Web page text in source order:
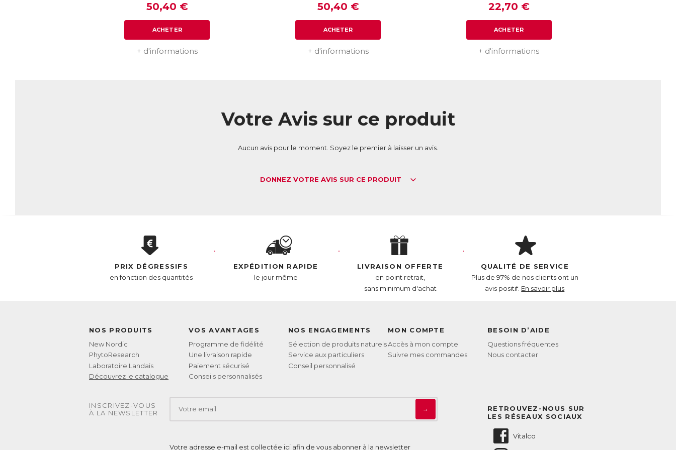
50,40 €
ACHETER
+ d'informations
50,40 €
ACHETER
+ d'informations
22,70 €
ACHETER
+ d'informations
Votre Avis sur ce produit
Aucun avis pour le moment. Soyez le premier à laisser un avis.
DONNEZ VOTRE AVIS SUR CE PRODUIT
PRIX DÉGRESSIFS
en fonction des quantités
EXPÉDITION RAPIDE
le jour même
LIVRAISON OFFERTE
en point retrait,
sans minimum d'achat
QUALITÉ DE SERVICE
Plus de 97% de nos clients ont un
avis positif. En savoir plus
NOS PRODUITS
New Nordic
PhytoResearch
Laboratoire Landais
Découvrez le catalogue
VOS AVANTAGES
Programme de fidélité
Une livraison rapide
Paiement sécurisé
Conseils personnalisés
NOS ENGAGEMENTS
Sélection de produits naturels
Service aux particuliers
Conseil personnalisé
MON COMPTE
Accès à mon compte
Suivre mes commandes
BESOIN D’AIDE
Questions fréquentes
Nous contacter
RETROUVEZ-NOUS SUR
LES RÉSEAUX SOCIAUX
Vitalco
INSCRIVEZ-VOUS
À LA NEWSLETTER
→
Votre adresse e-mail est collectée ici afin de vous abonner à la newsletter